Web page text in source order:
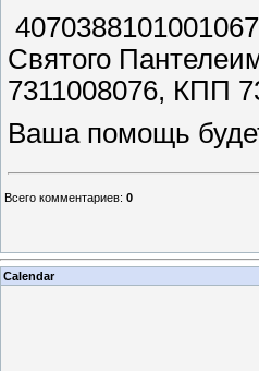
Святого
7311008076, КПП
Ваша помощь
Всего комментариев: 0
Calendar